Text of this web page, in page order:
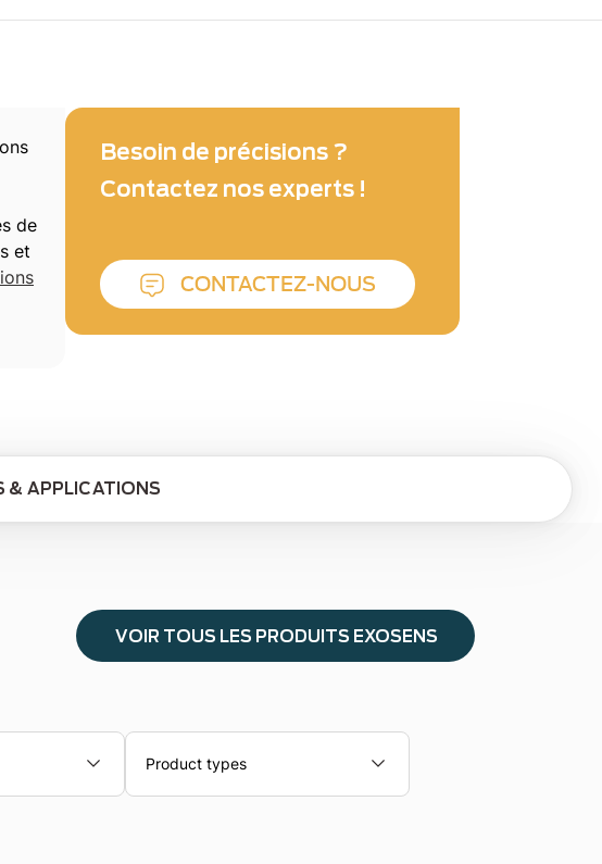
de
et
Besoin de précisions ?
Contactez nos experts !
CONTACTEZ-NOUS
& APPLICATIONS
VOIR TOUS LES PRODUITS EXOSENS
Product types